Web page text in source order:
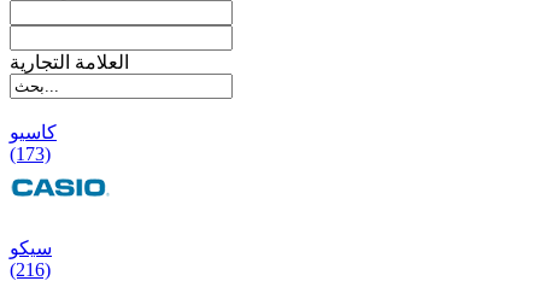
العلامة التجارية
کاسیو
(173)
سیکو
(216)